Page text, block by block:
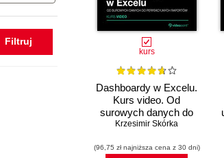
kurs
Dashboardy w Excelu.
Kurs video. Od
surowych danych do
perfekcyjnych raportów
Krzesimir Skórka
(96,75 zł najniższa cena z 30 dni)